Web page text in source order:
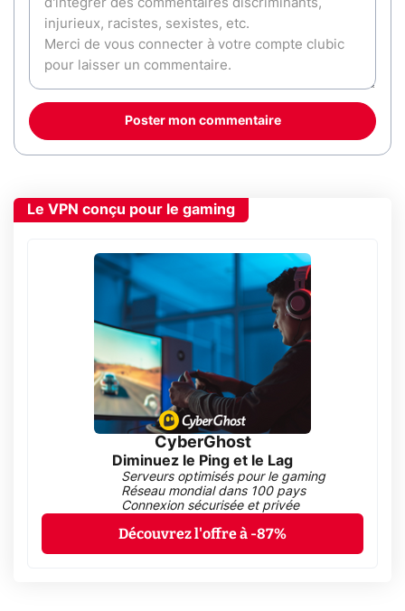
Poster mon commentaire
Le VPN conçu pour le gaming
CyberGhost
Diminuez le Ping et le Lag
Serveurs optimisés pour le gaming
Réseau mondial dans 100 pays
Connexion sécurisée et privée
Découvrez l'offre à -87%